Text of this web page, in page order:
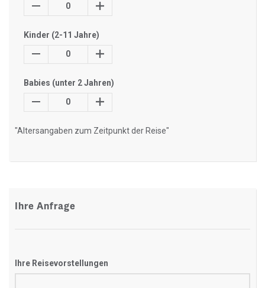
0
Kinder (2-11 Jahre)
0
Babies (unter 2 Jahren)
0
"Altersangaben zum Zeitpunkt der Reise"
Ihre Anfrage
Ihre Reisevorstellungen